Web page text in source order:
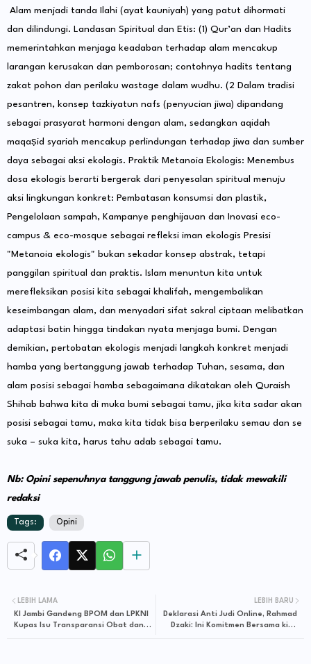
Alam menjadi tanda Ilahi (ayat kauniyah) yang patut dihormati
dan dilindungi. Landasan Spiritual dan Etis: (1) Qur’an dan Hadits
memerintahkan menjaga keadaban terhadap alam mencakup
larangan kerusakan dan pemborosan; contohnya hadits tentang
zakat pohon dan perilaku wastage dalam wudhu. (2 Dalam tradisi
pesantren, konsep tazkiyatun nafs (penyucian jiwa) dipandang
sebagai prasyarat harmoni dengan alam, sedangkan aqidah
maqaṣid syariah mencakup perlindungan terhadap jiwa dan sumber
daya sebagai aksi ekologis. Praktik Metanoia Ekologis: Menembus
dosa ekologis berarti bergerak dari penyesalan spiritual menuju
aksi lingkungan konkret: Pembatasan konsumsi dan plastik,
Pengelolaan sampah, Kampanye penghijauan dan Inovasi eco-
campus & eco-mosque sebagai refleksi iman ekologis Presisi
"Metanoia ekologis" bukan sekadar konsep abstrak, tetapi
panggilan spiritual dan praktis. Islam menuntun kita untuk
merefleksikan posisi kita sebagai khalifah, mengembalikan
keseimbangan alam, dan menyadari sifat sakral ciptaan melibatkan
adaptasi batin hingga tindakan nyata menjaga bumi. Dengan
demikian, pertobatan ekologis menjadi langkah konkret menjadi
hamba yang bertanggung jawab terhadap Tuhan, sesama, dan
alam posisi sebagai hamba sebagaimana dikatakan oleh Quraish
Shihab bahwa kita di muka bumi sebagai tamu, jika kita sadar akan
posisi sebagai tamu, maka kita tidak bisa berperilaku semau dan se
suka – suka kita, harus tahu adab sebagai tamu.
Nb: Opini sepenuhnya tanggung jawab penulis, tidak mewakili
redaksi
Tags: Opini
LEBIH BARU
Deklarasi Anti Judi Online, Rahmad
Dzaki: Ini Komitmen Bersama kita
LEBIH LAMA
KI Jambi Gandeng BPOM dan LPKNI
Kupas Isu Transparansi Obat dan